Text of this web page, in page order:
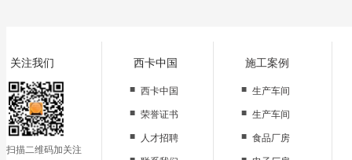
关注我们
扫描二维码加关注
西卡中国
■ 西卡中国
■ 荣誉证书
■
人才招聘
施工案例
■ 生产车间
■ 生产车间
■ 食品厂房